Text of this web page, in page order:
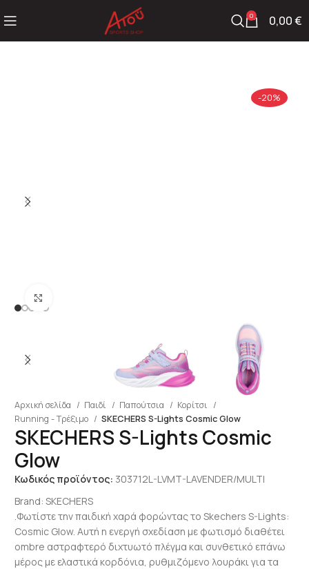
0 0,00€
-20%
Αρχική σελίδα Παιδί Παπούτσια
Κορίτσι
Running - Τρέξιμο
SKECHERS S-Lights Cosmic Glow
SKECHERS S-Lights Cosmic
Glow
Κωδικός προϊόντος: 303712L-LVMT-LAVENDER/MULTI
Brand: SKECHERS
.Φωτίστε την παιδική χαρά φορώντας το Skechers S-Lights:
Cosmic Glow. Αυτή η ενεργή σχεδίαση με φωτισμό διαθέτει
ombre αστραφτερό διχτυωτό πλέγμα και συνθετικό επάνω
μέρος με ελαστικά κορδόνια, ρυθμιζόμενο λουράκι για τα